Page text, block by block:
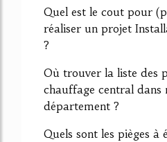
Quel est le cout pour
réaliser un projet
?
Où trouver la liste des
chauffage central dans
département ?
Quels sont les pièges à